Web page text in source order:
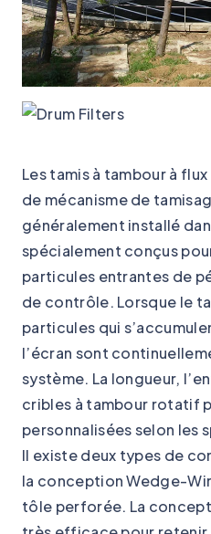
Les tamis à tambour à
de mécanisme de
généralement installé
spécialement conçus
particules entrantes de
de contrôle. Lorsque le
particules qui
l’écran sont
système. La longueur,
cribles à tambour rotatif
personnalisées selon les
Il existe deux types de
la conception Wedge-
tôle perforée. La